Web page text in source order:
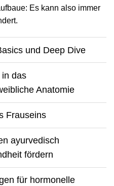
Es kann also immer
und Deep Dive
in das
Anatomie
Frauseins
ayurvedisch
fördern
für hormonelle